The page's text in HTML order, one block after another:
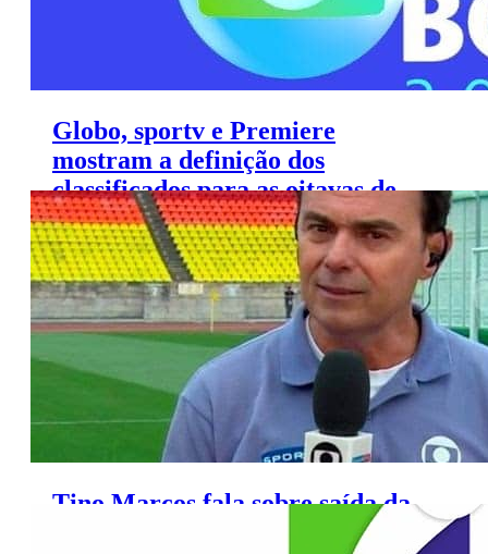
Globo, sportv e Premiere
mostram a definição dos
classificados para as oitavas de
final da Copa do Brasil
Tino Marcos fala sobre saída da
Globo e planos para o futuro